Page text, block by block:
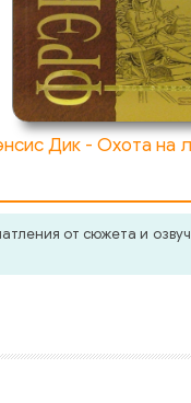
Дик - Охота на
от сюжета и